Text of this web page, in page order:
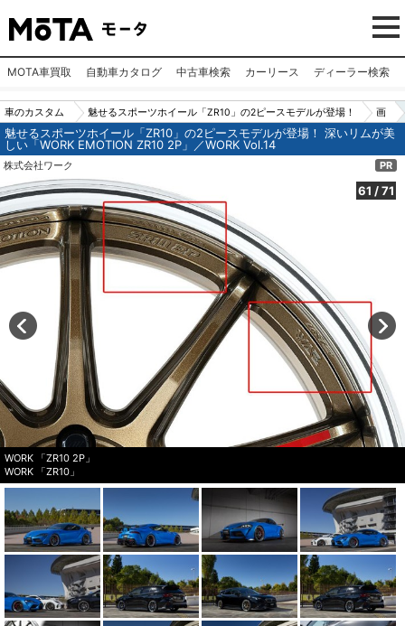
MOTA車買取 自動車カタログ 中古車検索 カーリース ディーラー検索
車のカスタム
パーツ（カー
用品）
魅せるスポーツホイール「ZR10」の2ピースモデルが登場！
深いリムが美しい「WORK EMOTION ZR10 2P」／WORK Vo
l.14
画
像
No.
魅せるスポーツホイール「ZR10」の2ピースモデルが登場！ 深いリムが美
しい「WORK EMOTION ZR10 2P」／WORK Vol.14
株式会社ワーク PR
61 /71
WORK 「ZR10 2P」
WORK 「ZR10」